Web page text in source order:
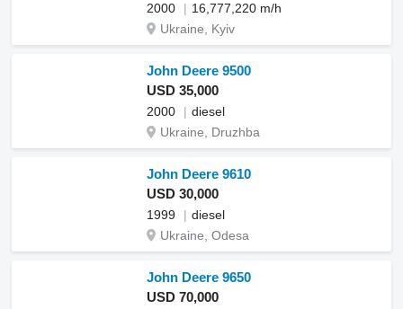
2000
16,777,220 m/h
Ukraine, Kyiv
John Deere 9500
USD 35,000
2000
diesel
Ukraine, Druzhba
John Deere 9610
USD 30,000
1999
diesel
Ukraine, Odesa
John Deere 9650
USD 70,000